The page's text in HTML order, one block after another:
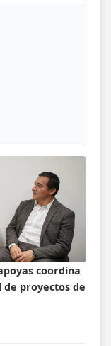
coordina
de proyectos de